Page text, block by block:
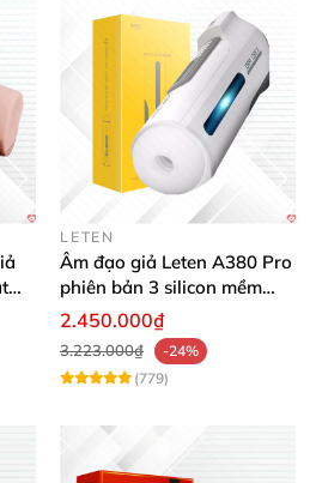
LETEN
Âm đạo giả Leten A380 Pro
phiên bản 3 silicon mềm
mại kích thích
2.450.000₫
3.223.000₫
-24%
(779)